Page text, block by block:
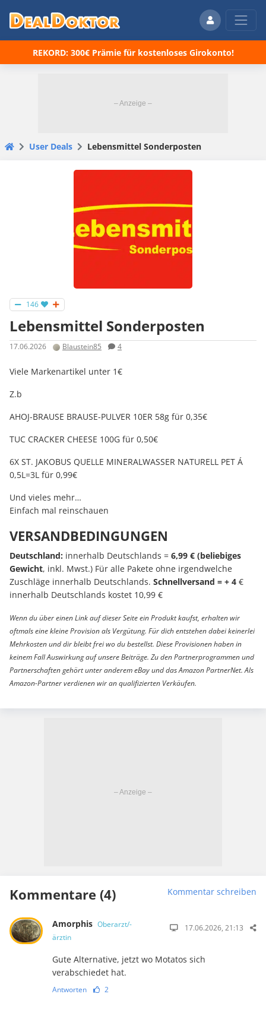
REKORD: 300€ Prämie für kostenloses Girokonto!
User Deals Lebensmittel Sonderposten
146
Lebensmittel Sonderposten
17.06.2026 Blaustein85 4
Viele Markenartikel unter 1€
Z.b
AHOJ-BRAUSE BRAUSE-PULVER 10ER 58g für 0,35€
TUC CRACKER CHEESE 100G für 0,50€
6X ST. JAKOBUS QUELLE MINERALWASSER NATURELL PET Á
0,5L=3L für 0,99€
Und vieles mehr…
Einfach mal reinschauen
VERSANDBEDINGUNGEN
Deutschland: innerhalb Deutschlands = 6,99 € (beliebiges
Gewicht, inkl. Mwst.) Für alle Pakete ohne irgendwelche
Zuschläge innerhalb Deutschlands. Schnellversand = + 4 €
innerhalb Deutschlands kostet 10,99 €
Wenn du über einen Link auf dieser Seite ein Produkt kaufst, erhalten wir
oftmals eine kleine Provision als Vergütung. Für dich entstehen dabei keinerlei
Mehrkosten und dir bleibt frei wo du bestellst. Diese Provisionen haben in
keinem Fall Auswirkung auf unsere Beiträge. Zu den Partnerprogrammen und
Partnerschaften gehört unter anderem eBay und das Amazon PartnerNet. Als
Amazon-Partner verdienen wir an qualifizierten Verkäufen.
Kommentare (4) Kommentar schreiben
Amorphis Oberarzt/-
ärztin
17.06.2026, 21:13
Gute Alternative, jetzt wo Motatos sich
verabschiedet hat.
Antworten 2